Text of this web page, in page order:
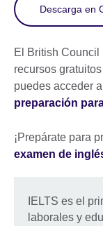
Descarga en
El British Council
recursos
puedes acceder
preparación
¡Prepárate para
examen de
IELTS es el
laborales y